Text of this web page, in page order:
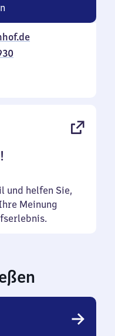
und helfen Sie,
Meinung